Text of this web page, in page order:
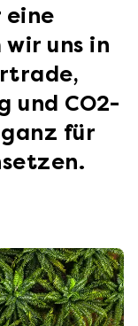
eine
uns in
und CO2-
ganz für